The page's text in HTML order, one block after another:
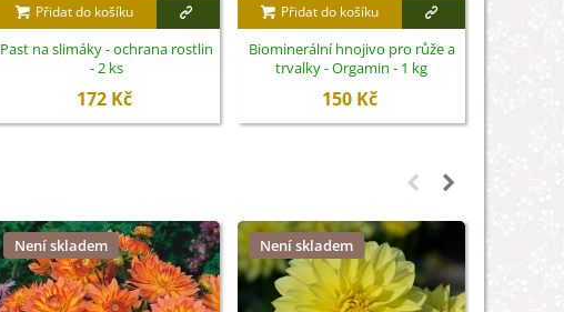
Přidat do košíku
Past na slimáky - ochrana rostlin
- 2 ks
172 Kč
Přidat do košíku
Biominerální hnojivo pro růže a
trvalky - Orgamin - 1 kg
150 Kč
Není skladem Není skladem